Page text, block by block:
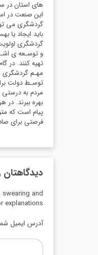
های استان در
این صنعت در
گردشگری می
باید ایجاد یا
گردشگری
و توسـعه ی
تهیه کنند. در
مهـم گردشگری
توسـط دولت
مردم به درستی
پیام است که
فرصتی برای
دیدگاهتان
and
explanations.
آدرس ایمیل